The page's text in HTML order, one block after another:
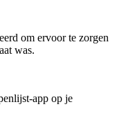
om ervoor te zorgen
was.
app op je